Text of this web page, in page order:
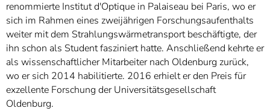
renommierte Institut d'Optique in Palaiseau bei Paris, wo er
sich im Rahmen eines zweijährigen Forschungsaufenthalts
weiter mit dem Strahlungswärmetransport beschäftigte, der
ihn schon als Student fasziniert hatte. Anschließend kehrte er
als wissenschaftlicher Mitarbeiter nach Oldenburg zurück,
wo er sich 2014 habilitierte. 2016 erhielt er den Preis für
exzellente Forschung der Universitätsgesellschaft
Oldenburg.